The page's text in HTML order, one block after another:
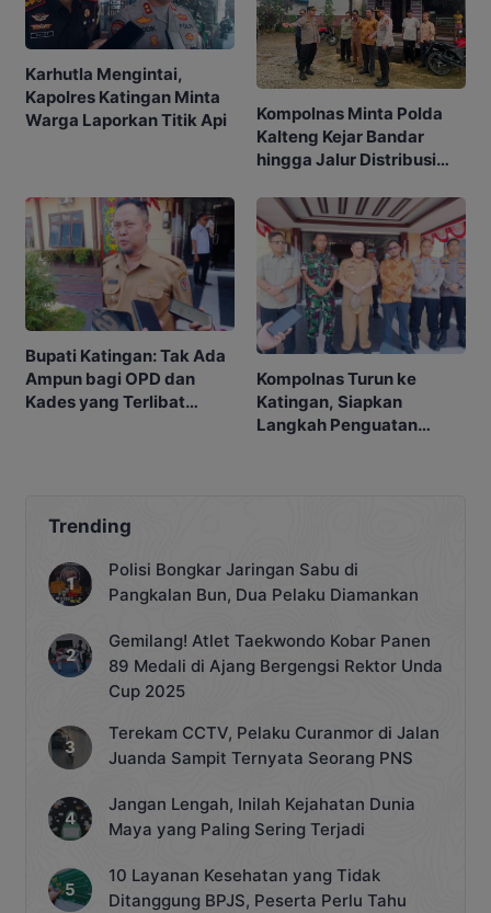
Karhutla Mengintai,
Kapolres Katingan Minta
Warga Laporkan Titik Api
Kompolnas Minta Polda
Kalteng Kejar Bandar
hingga Jalur Distribusi
Bupati Katingan: Tak Ada
Ampun bagi OPD dan
Kades yang Terlibat
Kompolnas Turun ke
Katingan, Siapkan
Langkah Penguatan
Trending
Polisi Bongkar Jaringan Sabu di
Pangkalan Bun, Dua Pelaku Diamankan
Gemilang! Atlet Taekwondo Kobar Panen
89 Medali di Ajang Bergengsi Rektor Unda
Cup 2025
Terekam CCTV, Pelaku Curanmor di Jalan
Juanda Sampit Ternyata Seorang PNS
Jangan Lengah, Inilah Kejahatan Dunia
Maya yang Paling Sering Terjadi
10 Layanan Kesehatan yang Tidak
Ditanggung BPJS, Peserta Perlu Tahu